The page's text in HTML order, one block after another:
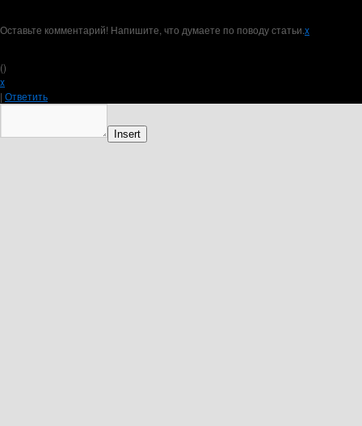
Оставьте комментарий! Напишите, что думаете по поводу статьи. x
()
x
| Ответить
Insert